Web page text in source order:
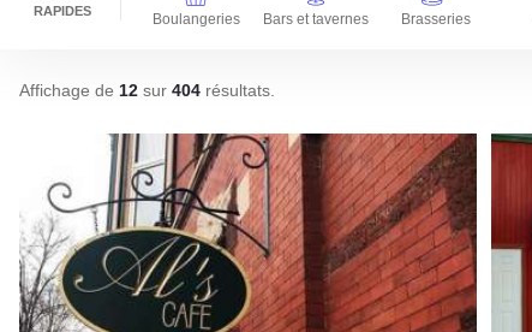
RAPIDES
Boulangeries Bars et tavernes Brasseries
Affichage de 12 sur 404 résultats.